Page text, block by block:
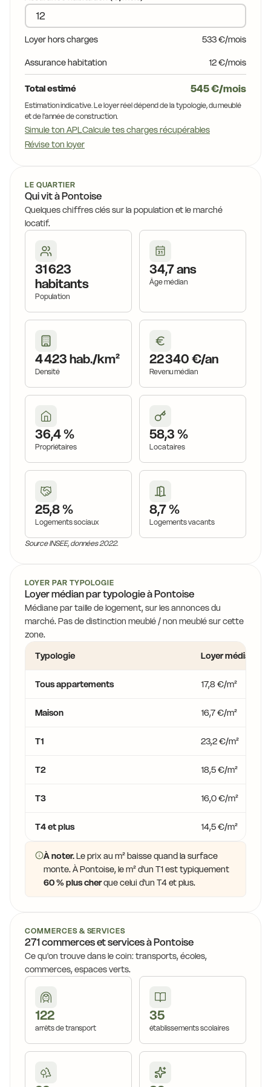
Loyer hors charges 533 €/mois
Assurance habitation 12 €/mois
Total estimé 545 €/mois
Estimation indicative. Le loyer réel dépend de la typologie, du meublé
et de l'année de construction.
Simule ton APLCalcule tes charges récupérables
Révise ton loyer
LE QUARTIER
Qui vit à Pontoise
Quelques chiffres clés sur la population et le marché
locatif.
31 623
habitants
Population
34,7 ans
Âge médian
4 423 hab./km²
Densité
22 340 €/an
Revenu médian
36,4 %
Propriétaires
58,3 %
Locataires
25,8 %
Logements sociaux
8,7 %
Logements vacants
Source INSEE, données 2022.
LOYER PAR TYPOLOGIE
Loyer médian par typologie à Pontoise
Médiane par taille de logement, sur les annonces du
marché. Pas de distinction meublé / non meublé sur cette
zone.
Typologie
Loyer médian
Tous appartements 17,8 €/m²
Maison 16,7 €/m²
T1 23,2 €/m²
T2 18,5 €/m²
T3 16,0 €/m²
T4 et plus 14,5 €/m²
À noter.Le prix au m² baisse quand la surface
monte. À Pontoise, le m² d'un T1 est typiquement
60 % plus cherque celui d'un T4 et plus.
COMMERCES & SERVICES
271 commerces et services à Pontoise
Ce qu'on trouve dans le coin: transports, écoles,
commerces, espaces verts.
122
arrêts de transport
35
établissements scolaires